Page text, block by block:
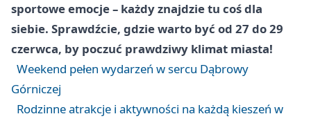
sportowe emocje – każdy znajdzie tu coś dla
siebie. Sprawdźcie, gdzie warto być od 27 do 29
czerwca, by poczuć prawdziwy klimat miasta!
Weekend pełen wydarzeń w sercu Dąbrowy
Górniczej
Rodzinne atrakcje i aktywności na każdą kieszeń w